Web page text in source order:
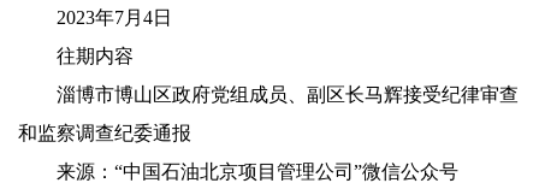
2023年7月4日
往期内容
淄博市博山区政府党组成员、副区长马辉接受纪律审查
和监察调查纪委通报
来源：“中国石油北京项目管理公司”微信公众号